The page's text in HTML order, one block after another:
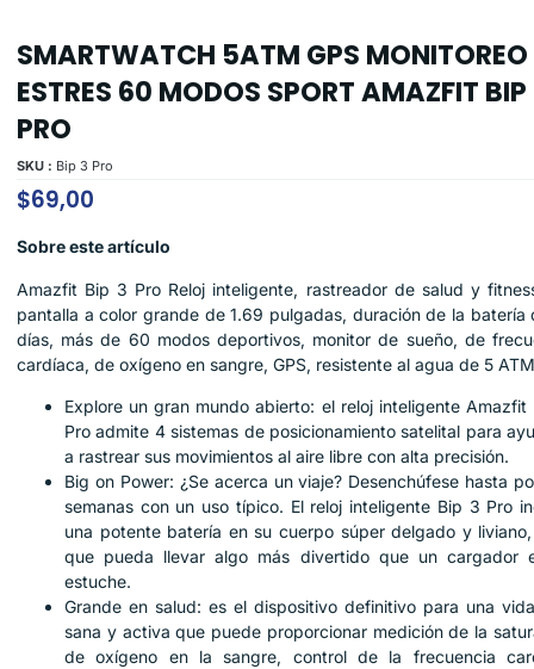
SMARTWATCH 5ATM GPS MONITOREO
ESTRES 60 MODOS SPORT AMAZFIT BIP
PRO
SKU : Bip 3 Pro
$69,00
Sobre este artículo
Amazfit Bip 3 Pro Reloj inteligente, rastreador de salud y
pantalla a color grande de 1.69 pulgadas, duración de la batería
días, más de 60 modos deportivos, monitor de sueño, de
cardíaca, de oxígeno en sangre, GPS, resistente al agua de 5
Explore un gran mundo abierto: el reloj inteligente Amazfit
Pro admite 4 sistemas de posicionamiento satelital para
a rastrear sus movimientos al aire libre con alta precisión.
Big on Power: ¿Se acerca un viaje? Desenchúfese hasta
semanas con un uso típico. El reloj inteligente Bip 3 Pro
una potente batería en su cuerpo súper delgado y
que pueda llevar algo más divertido que un cargador
estuche.
Grande en salud: es el dispositivo definitivo para una
sana y activa que puede proporcionar medición de la
de oxígeno en la sangre, control de la frecuencia